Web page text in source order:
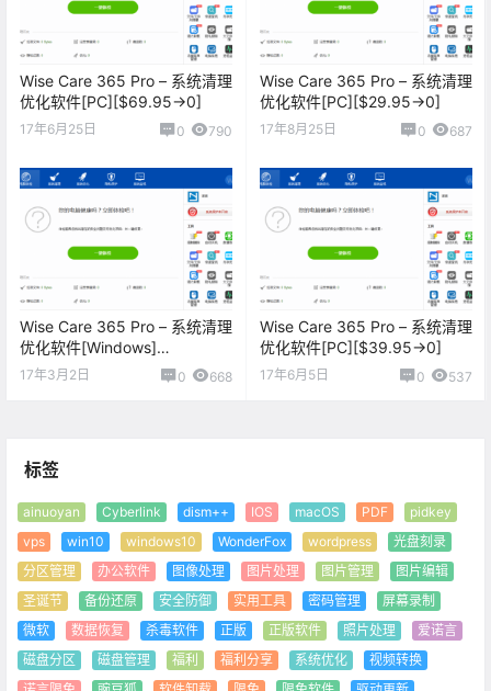
Wise Care 365 Pro – 系统清理
优化软件[PC][$69.95→0]
17年6月25日 0 790
Wise Care 365 Pro – 系统清理
优化软件[PC][$29.95→0]
17年8月25日 0 687
Wise Care 365 Pro – 系统清理
优化软件[Windows]
[$29.95→0]
17年3月2日 0 668
Wise Care 365 Pro – 系统清理
优化软件[PC][$39.95→0]
17年6月5日 0 537
标签
ainuoyan Cyberlink dism++ IOS macOS PDF
pidkey
vps
win10 windows10 WonderFox wordpress
光盘刻录
分区管理
办公软件 图像处理 图片处理 图片管理
图片编辑
圣诞节
备份还原 安全防御 实用工具 密码管理
屏幕录制
微软
数据恢复 杀毒软件 正版 正版软件 照片处理
爱诺言
磁盘分区
磁盘管理 福利 福利分享 系统优化
视频转换